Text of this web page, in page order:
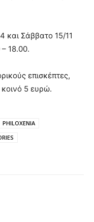
και Σάββατο 15/11
18.00.
επισκέπτες,
κοινό 5 ευρώ.
PHILOXENIA